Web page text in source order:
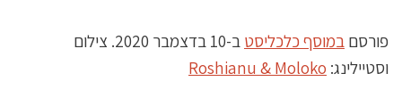
פורסם במוסף כלכליסט
ב-10 בדצמבר 2020. צילום
וסטיילינג: Roshianu & Moloko